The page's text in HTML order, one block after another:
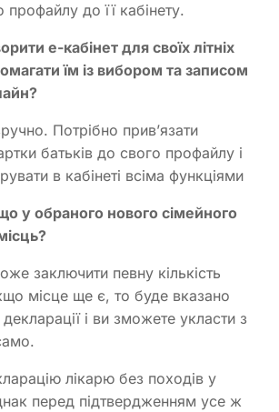
профайлу до її кабінету.
е-кабінет для своїх літніх
їм із вибором та записом
Потрібно прив’язати
батьків до свого профайлу і
в кабінеті всіма функціями
у обраного нового сімейного
заключити певну кількість
місце ще є, то буде вказано
і ви зможете укласти з
лікарю без походів у
перед підтвердженням усе ж